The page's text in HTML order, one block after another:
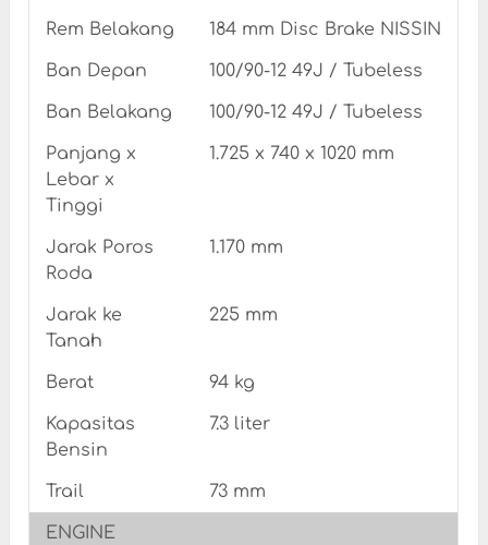
Rem Belakang 184 mm Disc Brake NISSIN
Ban Depan 100/90-12 49J / Tubeless
Ban Belakang 100/90-12 49J / Tubeless
Panjang x
Lebar x
Tinggi
1.725 x 740 x 1020 mm
Jarak Poros
Roda
1.170 mm
Jarak ke
Tanah
225 mm
Berat 94 kg
Kapasitas
Bensin
7.3 liter
Trail 73 mm
ENGINE